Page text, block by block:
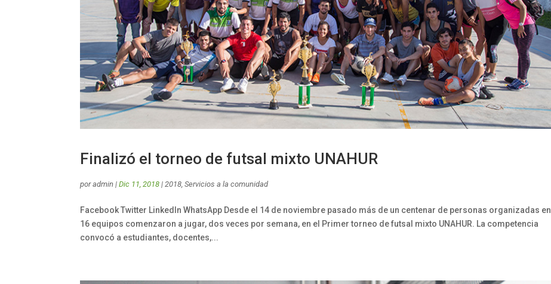
Finalizó el torneo de futsal mixto UNAHUR
poradmin |Dic 11, 2018 | 2018 ,Servicios a la comunidad
Facebook Twitter LinkedIn WhatsApp Desde el 14 de noviembre pasado más de un centenar de personas organizadas en
16 equipos comenzaron a jugar, dos veces por semana, en el Primer torneo de futsal mixto UNAHUR. La competencia
convocó a estudiantes, docentes,...